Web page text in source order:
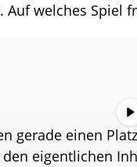
Auf welches Spiel
gerade einen
eigentlichen